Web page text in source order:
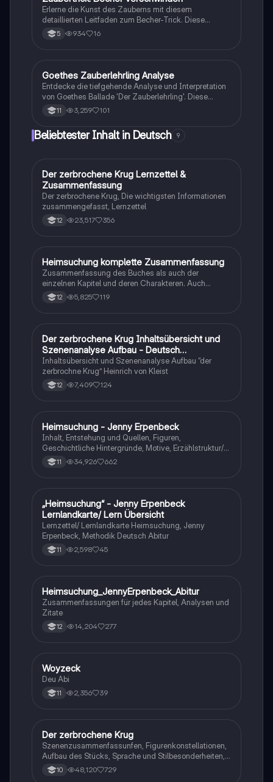
Erlerne die Kunst des Zauberns mit diesem
detaillierten Leitfaden zum Becher-Trick. Diese
Schritt-für-Schritt-Anleitung erklärt die benötigten
Materialien, die korrekte Reihenfolge der Handlungen
beschreiben und präsentieren möchten.
5 934 16
Deutsch
Goethes Zauberlehrling Analyse
Entdecke die tiefgehende Analyse und Interpretation
von Goethes Ballade 'Der Zauberlehrling'. Diese
Zusammenfassung behandelt die Handlung, den
Aufbau, die verwendeten Stilmittel und die zentrale
Prüfungen vorbereiten oder ein besseres Verständnis
11 3,259 101
Beliebtester Inhalt in Deutsch 9
Deutsch
Der zerbrochene Krug Lernzettel &
Zusammenfassung
Der zerbrochene Krug, Die wichtigsten Informationen
zusammengefasst, Lernzettel
12 23,517 356
Deutsch
Heimsuchung komplette Zusammenfassung
Zusammenfassung des Buches als auch der
einzelnen Kapitel und deren Charakteren. Auch
tabellarisch. Im Unterricht ohne KI erstellt
12 5,825 119
Deutsch
Der zerbrochene Krug Inhaltsübersicht und
Szenenanalyse Aufbau - Deutsch
Q1/Q2/Abitur
Inhaltsübersicht und Szenenanalyse Aufbau “der
zerbrochne Krug” Heinrich von Kleist
12 7,409 124
Deutsch
Heimsuchung - Jenny Erpenbeck
Inhalt, Entstehung und Quellen, Figuren,
Geschichtliche Hintergründe, Motive, Erzählstruktur/-
stil 11 34,926 662
Deutsch
„Heimsuchung“ - Jenny Erpenbeck
Lernlandkarte/ Lern Übersicht
Lernzettel/ Lernlandkarte Heimsuchung, Jenny
Erpenbeck, Methodik Deutsch Abitur
11 2,598 45
Deutsch
Heimsuchung_JennyErpenbeck_Abitur
Zusammenfassungen für jedes Kapitel, Analysen und
Zitate
12 14,204 277
Deutsch
Woyzeck
Deu Abi
11 2,356 39
Deutsch
Der zerbrochene Krug
Szenenzusammenfassunfen, Figurenkonstellationen,
Aufbau des Stücks, Sprache und Stilbesonderheiten,
Aussageabsicht, Thematik, Interpretation
10 48,120 729